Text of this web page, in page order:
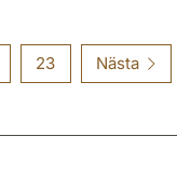
23 Nästa